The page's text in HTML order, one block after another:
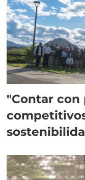
"Contar con